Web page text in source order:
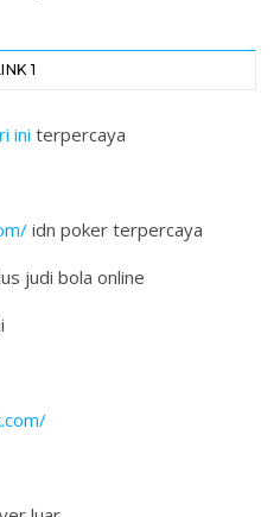
1
ini terpercaya
idn poker terpercaya
judi bola online